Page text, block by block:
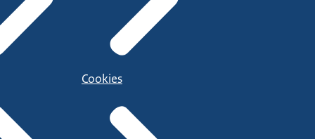
Cookies